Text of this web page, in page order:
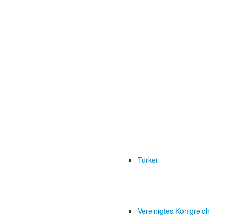
Türkei
Vereinigtes Königreich